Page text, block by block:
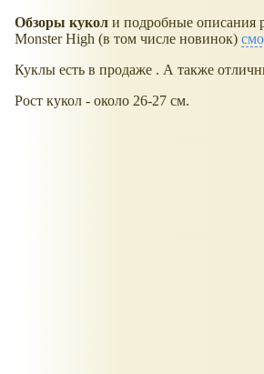
Обзоры кукол и подробные описания
Monster High (в том числе новинок)
Куклы есть в продаже . А также
Рост кукол - около 26-27 см.